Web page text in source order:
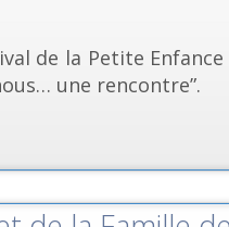
de la Petite
une rencontre”.